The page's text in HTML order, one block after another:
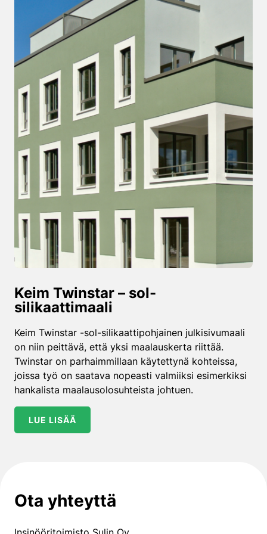
Keim Twinstar – sol-
silikaattimaali
Keim Twinstar -sol-silikaattipohjainen julkisivumaali
on niin peittävä, että yksi maalauskerta riittää.
Twinstar on parhaimmillaan käytettynä kohteissa,
joissa työ on saatava nopeasti valmiiksi esimerkiksi
hankalista maalausolosuhteista johtuen.
LUE LISÄÄ
Ota yhteyttä